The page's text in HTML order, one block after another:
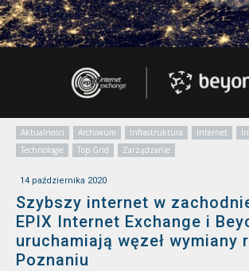
Aktualności Archiwum Infrastruktura Internet
Technologie
Top Grid Zarządzanie
14 października 2020
Szybszy internet w
EPIX Internet Exchange i
uruchamiają węzeł wymiany
Poznaniu